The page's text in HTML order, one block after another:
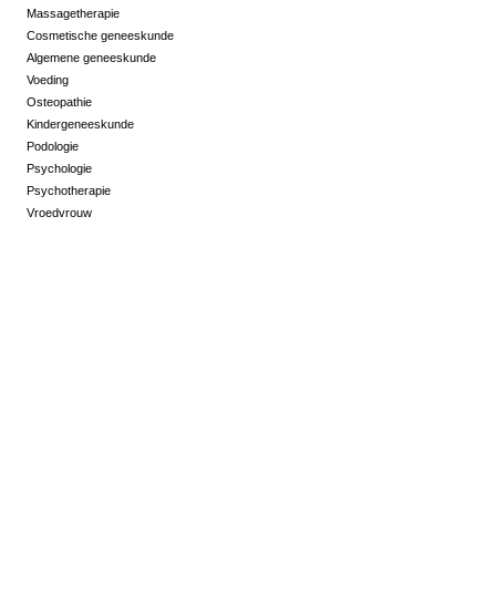
Massagetherapie
Cosmetische geneeskunde
Algemene geneeskunde
Voeding
Osteopathie
Kindergeneeskunde
Podologie
Psychologie
Psychotherapie
Vroedvrouw